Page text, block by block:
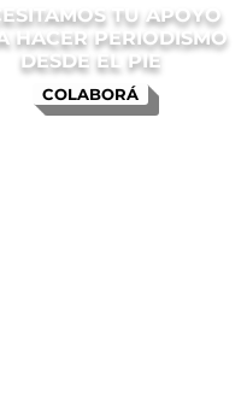
COLABORÁ
TU APOYO
HACER PERIODISMO
DESDE EL PIE